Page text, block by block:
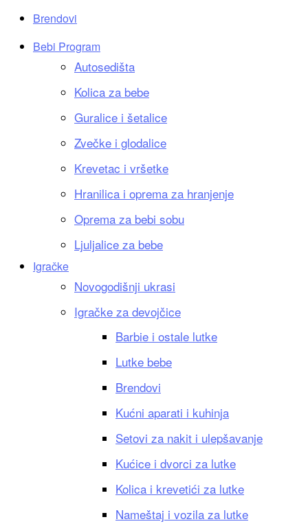
Brendovi
Bebi Program
Autosedišta
Kolica za bebe
Guralice i šetalice
Zvečke i glodalice
Krevetac i vršetke
Hranilica i oprema za hranjenje
Oprema za bebi sobu
Ljuljalice za bebe
Igračke
Novogodišnji ukrasi
Igračke za devojčice
Barbie i ostale lutke
Lutke bebe
Brendovi
Kućni aparati i kuhinja
Setovi za nakit i ulepšavanje
Kućice i dvorci za lutke
Kolica i krevetići za lutke
Nameštaj i vozila za lutke